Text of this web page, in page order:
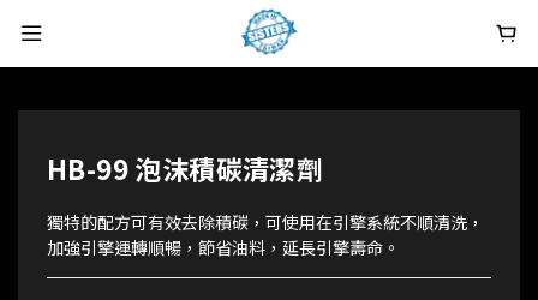
HB-99 泡沫積碳清潔劑
獨特的配方可有效去除積碳，可使用在引擎系統不順清洗，
加強引擎運轉順暢，節省油料，延長引擎壽命。